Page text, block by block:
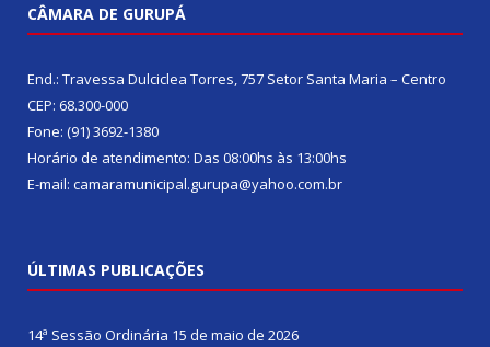
CÂMARA DE GURUPÁ
End.: Travessa Dulciclea Torres, 757 Setor Santa Maria – Centro
CEP: 68.300-000
Fone: (91) 3692-1380
Horário de atendimento: Das 08:00hs às 13:00hs
E-mail: camaramunicipal.gurupa@yahoo.com.br
ÚLTIMAS PUBLICAÇÕES
14ª Sessão Ordinária 15 de maio de 2026